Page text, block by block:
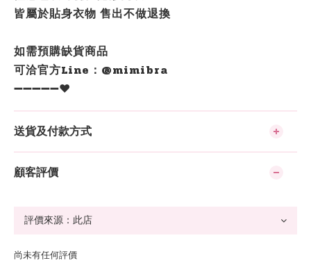
皆屬於貼身衣物 售出不做退換
如需預購缺貨商品
可洽官方Line：@mimibra
➖➖➖➖➖❤️
送貨及付款方式
顧客評價
尚未有任何評價